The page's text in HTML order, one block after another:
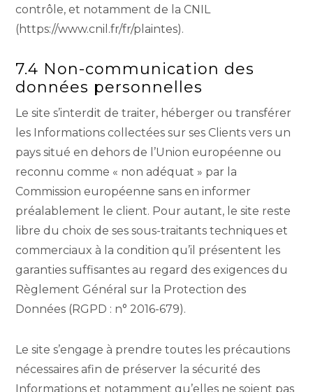
contrôle, et notamment de la CNIL
(https://www.cnil.fr/fr/plaintes).
7.4 Non-communication des
données personnelles
Le site s’interdit de traiter, héberger ou transférer
les Informations collectées sur ses Clients vers un
pays situé en dehors de l’Union européenne ou
reconnu comme « non adéquat » par la
Commission européenne sans en informer
préalablement le client. Pour autant, le site reste
libre du choix de ses sous-traitants techniques et
commerciaux à la condition qu’il présentent les
garanties suffisantes au regard des exigences du
Règlement Général sur la Protection des
Données (RGPD : n° 2016-679).
Le site s’engage à prendre toutes les précautions
nécessaires afin de préserver la sécurité des
Informations et notamment qu’elles ne soient pas